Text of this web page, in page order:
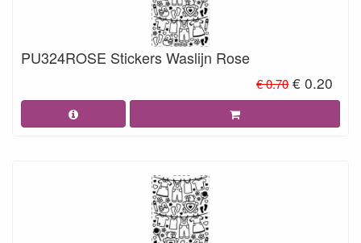
PU324ROSE Stickers Waslijn Rose
€ 0.70 € 0.20